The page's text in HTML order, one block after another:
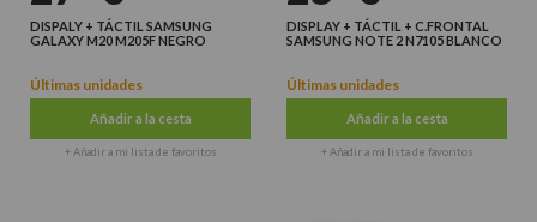
DISPALY + TÁCTIL SAMSUNG
GALAXY M20 M205F NEGRO
Últimas unidades
Añadir a la cesta
+ Añadir a mi lista de favoritos
DISPLAY + TÁCTIL + C.FRONTAL
SAMSUNG NOTE 2 N7105 BLANCO
Últimas unidades
Añadir a la cesta
+ Añadir a mi lista de favoritos